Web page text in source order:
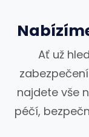
Ať už
najdete vše
péčí,